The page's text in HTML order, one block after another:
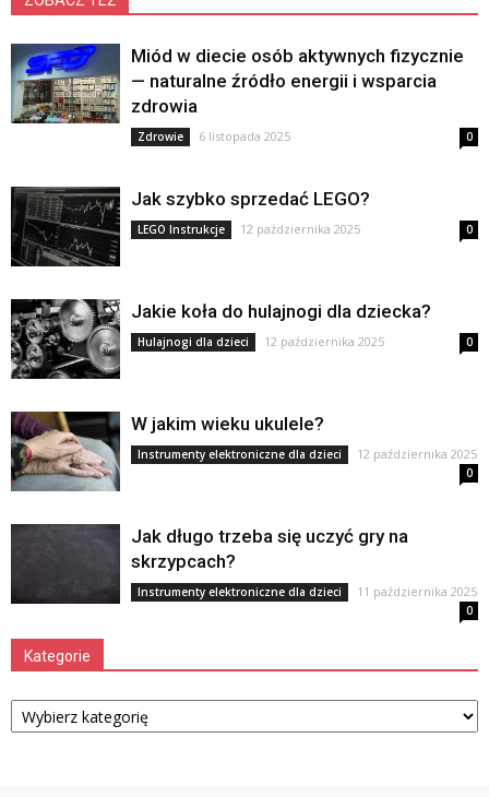
Miód w diecie osób aktywnych fizycznie
— naturalne źródło energii i wsparcia
zdrowia
Zdrowie 6 listopada 2025 0
Jak szybko sprzedać LEGO?
LEGO Instrukcje 12 października 2025 0
Jakie koła do hulajnogi dla dziecka?
Hulajnogi dla dzieci 12 października 2025 0
W jakim wieku ukulele?
Instrumenty elektroniczne dla dzieci 12 października 2025
0
Jak długo trzeba się uczyć gry na
skrzypcach?
Instrumenty elektroniczne dla dzieci 11 października 2025
0
Kategorie
Kategorie